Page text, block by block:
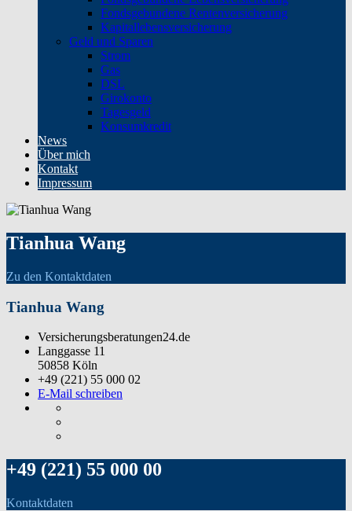
Fondsgebundene Rentenversicherung
Kapitallebensversicherung
Geld und Sparen
Strom
Gas
DSL
Girokonto
Tagesgeld
Konsumkredit
News
Über mich
Kontakt
Impressum
Tianhua Wang
Zu den Kontaktdaten
Tianhua Wang
Versicherungsberatungen24.de
Langgasse 11
50858 Köln
+49 (221) 55 000 02
E-Mail schreiben
+49 (221) 55 000 00
Kontaktdaten